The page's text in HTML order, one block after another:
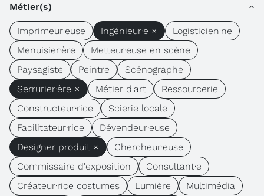
Métier(s)
Imprimeur·euse Ingénieur·e ×
Logisticien·ne
Menuisier·ère
Metteur·euse en scène
Paysagiste
Peintre
Scénographe
Serrurier·ère ×
Métier d'art
Ressourcerie
Constructeur·rice
Scierie locale
Facilitateur·rice
Dévendeur·euse
Designer produit ×
Chercheur·euse
Commissaire d'exposition
Consultant·e
Créateur·rice costumes
Lumière
Multimédia